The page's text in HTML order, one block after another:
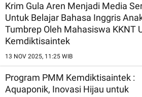
Krim Gula Aren Menjadi Media
Untuk Belajar Bahasa Inggris
Tumbrep Oleh Mahasiswa KKNT
Kemdiktisaintek
13 NOV 2025, 11:25 WIB
Program PMM Kemdiktisaintek :
Aquaponik, Inovasi Hijau untuk